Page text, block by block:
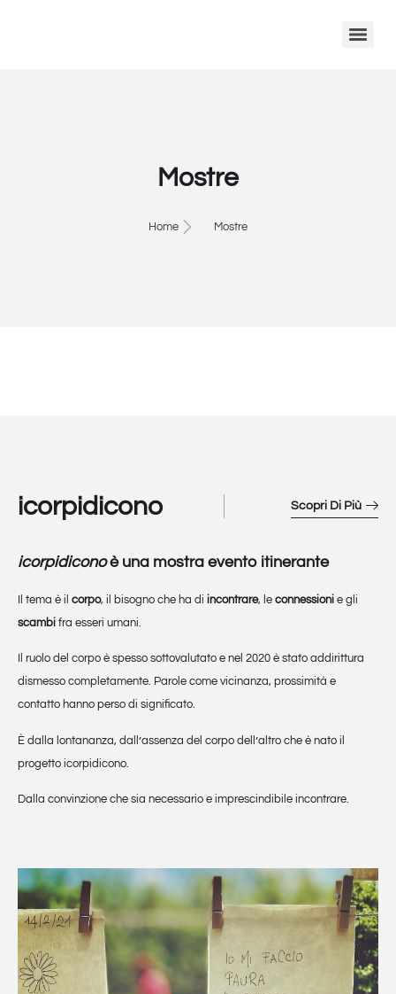
Mostre
Home Mostre
icorpidicono Scopri Di Più
icorpidiconoè una mostra evento itinerante
Il tema è il corpo, il bisogno che ha di incontrare, le connessioni e gli
scambi fra esseri umani.
Il ruolo del corpo è spesso sottovalutato e nel 2020 è stato addirittura
dismesso completamente. Parole come vicinanza, prossimità e
contatto hanno perso di significato.
È dalla lontananza, dall’assenza del corpo dell’altro che è nato il
progetto icorpidicono.
Dalla convinzione che sia necessario e imprescindibile incontrare.